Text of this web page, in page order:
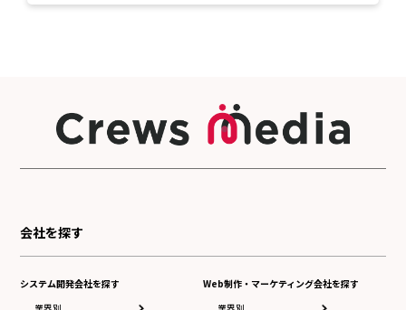
会社を探す
システム開発会社を探す
Web制作・マーケティング会社を探す